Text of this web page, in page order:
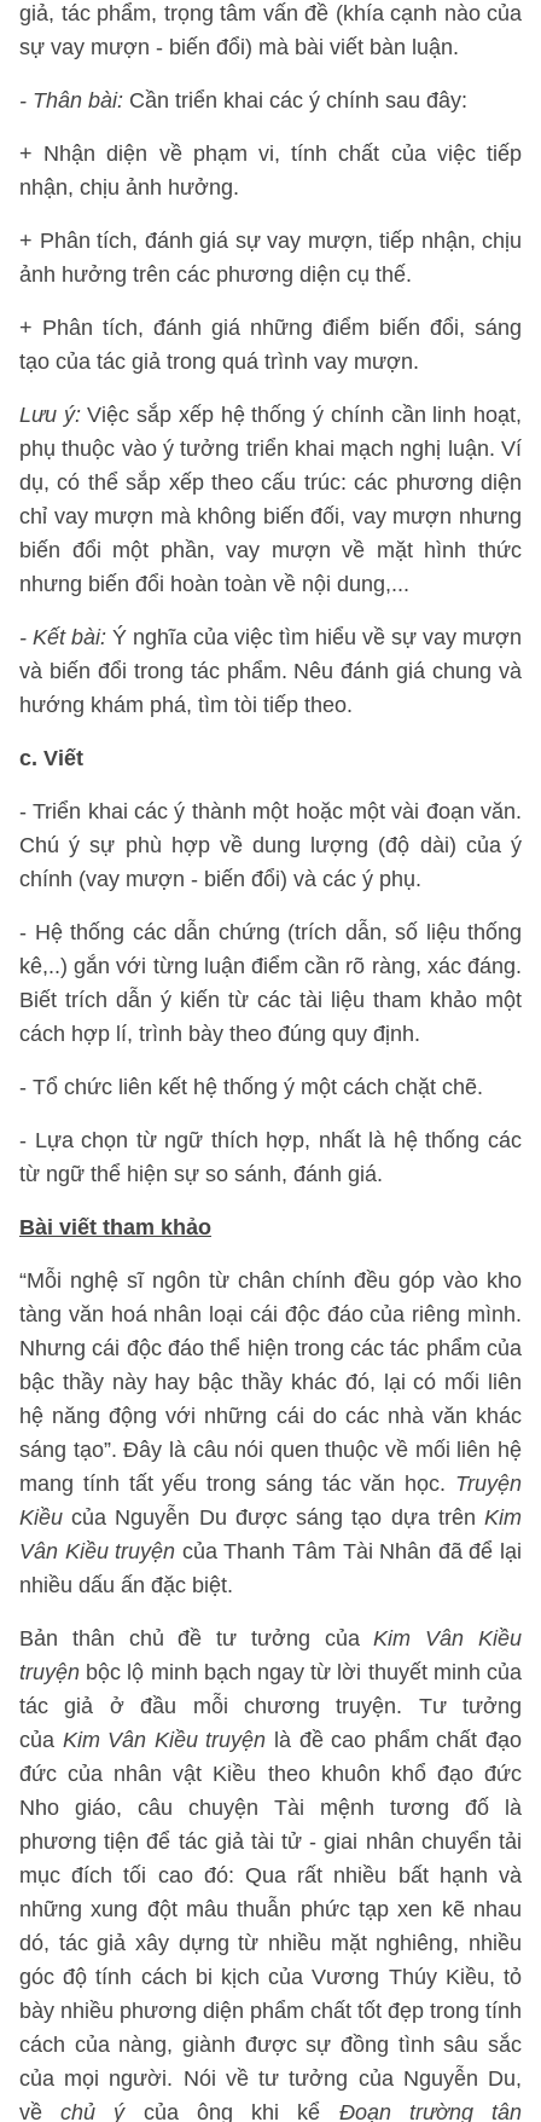
giả, tác phẩm, trọng tâm vấn đề (khía cạnh nào của
sự vay mượn - biến đổi) mà bài viết bàn luận.
- Thân bài: Cần triển khai các ý chính sau đây:
+ Nhận diện về phạm vi, tính chất của việc tiếp
nhận, chịu ảnh hưởng.
+ Phân tích, đánh giá sự vay mượn, tiếp nhận, chịu
ảnh hưởng trên các phương diện cụ thế.
+ Phân tích, đánh giá những điểm biến đổi, sáng
tạo của tác giả trong quá trình vay mượn.
Lưu ý:Việc sắp xếp hệ thống ý chính cần linh hoạt,
phụ thuộc vào ý tưởng triển khai mạch nghị luận. Ví
dụ, có thể sắp xếp theo cấu trúc: các phương diện
chỉ vay mượn mà không biến đối, vay mượn nhưng
biến đổi một phần, vay mượn về mặt hình thức
nhưng biến đổi hoàn toàn về nội dung,...
- Kết bài: Ý nghĩa của việc tìm hiểu về sự vay mượn
và biến đổi trong tác phẩm. Nêu đánh giá chung và
hướng khám phá, tìm tòi tiếp theo.
c. Viết
- Triển khai các ý thành một hoặc một vài đoạn văn.
Chú ý sự phù hợp về dung lượng (độ dài) của ý
chính (vay mượn - biến đổi) và các ý phụ.
- Hệ thống các dẫn chứng (trích dẫn, số liệu thống
kê,..) gắn với từng luận điểm cần rõ ràng, xác đáng.
Biết trích dẫn ý kiến từ các tài liệu tham khảo một
cách hợp lí, trình bày theo đúng quy định.
- Tổ chức liên kết hệ thống ý một cách chặt chẽ.
- Lựa chọn từ ngữ thích hợp, nhất là hệ thống các
từ ngữ thể hiện sự so sánh, đánh giá.
Bài viết tham khảo
“Mỗi nghệ sĩ ngôn từ chân chính đều góp vào kho
tàng văn hoá nhân loại cái độc đáo của riêng mình.
Nhưng cái độc đáo thể hiện trong các tác phẩm của
bậc thầy này hay bậc thầy khác đó, lại có mối liên
hệ năng động với những cái do các nhà văn khác
sáng tạo”. Đây là câu nói quen thuộc về mối liên hệ
mang tính tất yếu trong sáng tác văn học. Truyện
Kiều của Nguyễn Du được sáng tạo dựa trên Kim
Vân Kiều truyện của Thanh Tâm Tài Nhân đã để lại
nhiều dấu ấn đặc biệt.
Bản thân chủ đề tư tưởng củaKim Vân Kiều
truyện bộc lộ minh bạch ngay từ lời thuyết minh của
tác giả ở đầu mỗi chương truyện. Tư tưởng
của Kim Vân Kiều truyện là đề cao phẩm chất đạo
đức của nhân vật Kiều theo khuôn khổ đạo đức
Nho giáo, câu chuyện Tài mệnh tương đố là
phương tiện để tác giả tài tử - giai nhân chuyển tải
mục đích tối cao đó: Qua rất nhiều bất hạnh và
những xung đột mâu thuẫn phức tạp xen kẽ nhau
dó, tác giả xây dựng từ nhiều mặt nghiêng, nhiều
góc độ tính cách bi kịch của Vương Thúy Kiều, tỏ
bày nhiều phương diện phẩm chất tốt đẹp trong tính
cách của nàng, giành được sự đồng tình sâu sắc
của mọi người. Nói về tư tưởng của Nguyễn Du,
vềchủ ýcủa ông khi kể Đoạn trường tân